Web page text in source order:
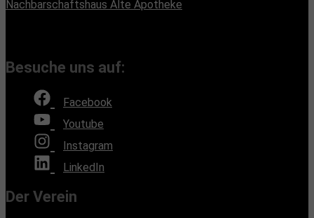
Nachbarschaftshaus Alte Apotheke
Besuche uns auf:
Facebook
Youtube
Instagram
LinkedIn
Der Verein